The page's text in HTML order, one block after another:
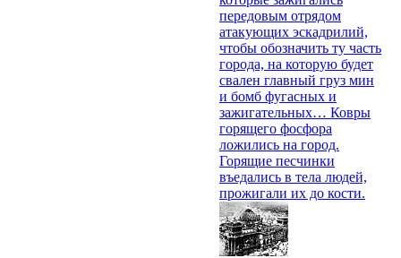
передовым отрядом
атакующих эскадрилий,
чтобы обозначить ту часть
города, на которую будет
свален главный груз мин
и бомб фугасных и
зажигательных… Ковры
горящего фосфора
ложились на город.
Горящие песчинки
въедались в тела людей,
прожигали их до кости.